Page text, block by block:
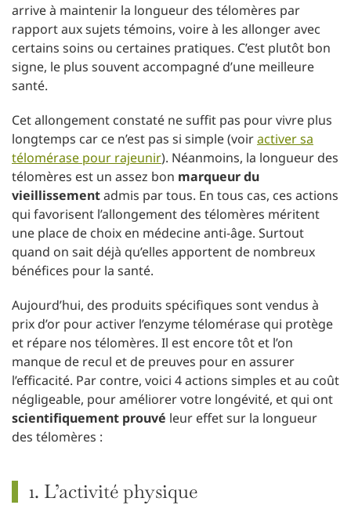
arrive à maintenir la longueur des télomères par
rapport aux sujets témoins, voire à les allonger avec
certains soins ou certaines pratiques. C’est plutôt bon
signe, le plus souvent accompagné d’une meilleure
santé.
Cet allongement constaté ne suffit pas pour vivre plus
longtemps car ce n’est pas si simple (voiractiver sa
télomérase pour rajeunir). Néanmoins, la longueur des
télomères est un assez bon marqueur du
vieillissementadmis par tous. En tous cas, ces actions
qui favorisent l’allongement des télomères méritent
une place de choix en médecine anti-âge. Surtout
quand on sait déjà qu’elles apportent de nombreux
bénéfices pour la santé.
Aujourd’hui, des produits spécifiques sont vendus à
prix d’or pour activer l’enzyme télomérase qui protège
et répare nos télomères. Il est encore tôt et l’on
manque de recul et de preuves pour en assurer
l’efficacité. Par contre, voici 4 actions simples et au coût
négligeable, pour améliorer votre longévité, et qui ont
scientifiquement prouvé leur effet sur la longueur
des télomères :
1. L’activité physique